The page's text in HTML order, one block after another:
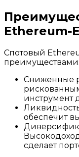
Ethereum-
Спотовый
преимуществами:
Сниженные
инструмент
обеспечит
сделает